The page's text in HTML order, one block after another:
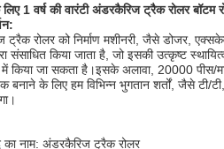
1 वर्ष की वारंटी अंडरकैरिज ट्रैक रोलर बॉटम
रोलर को निर्माण मशीनरी, जैसे डोजर,
संसाधित किया जाता है, जो इसकी उत्कृष्ट
में किया जा सकता है।इसके अलावा, 20000
बनाने के लिए हम विभिन्न भुगतान शर्तों, जैसे टी/
का नाम: अंडरकैरिज ट्रैक रोलर